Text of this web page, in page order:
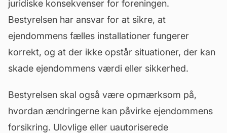
juridiske konsekvenser for foreningen.
Bestyrelsen har ansvar for at sikre, at
ejendommens fælles installationer fungerer
korrekt, og at der ikke opstår situationer, der kan
skade ejendommens værdi eller sikkerhed.
Bestyrelsen skal også være opmærksom på,
hvordan ændringerne kan påvirke ejendommens
forsikring. Ulovlige eller uautoriserede